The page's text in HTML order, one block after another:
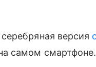
версия
самом